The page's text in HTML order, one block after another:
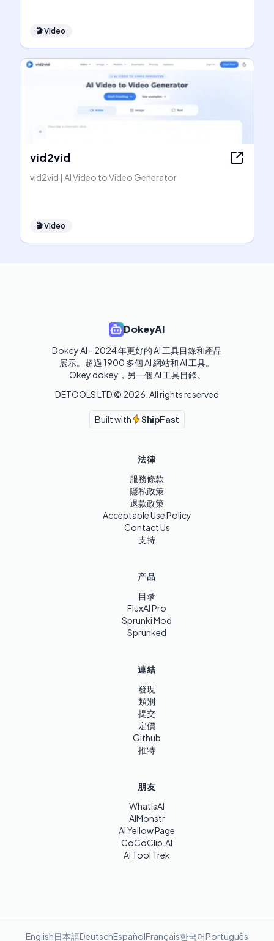
🎬Video
vid2vid
vid2vid | AI Video to Video Generator
🎬Video
DokeyAI
Dokey AI - 2024 年更好的 AI 工具目錄和產品
展示。超過 1900 多個 AI 網站和 AI 工具。
Okey dokey，另一個 AI 工具目錄。
DETOOLS LTD © 2026 . All rights reserved
Built with ShipFast
法律
服務條款
隱私政策
退款政策
Acceptable Use Policy
Contact Us
支持
产品
目录
FluxAI Pro
Sprunki Mod
Sprunked
連結
發現
類別
提交
定價
Github
推特
朋友
WhatIsAI
AIMonstr
AI Yellow Page
CoCoClip.AI
AI Tool Trek
English日本語DeutschEspañolFrançais한국어Português